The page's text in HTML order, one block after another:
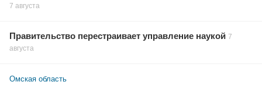
7 августа
Правительство перестраивает управление наукой 7
августа
Омская область